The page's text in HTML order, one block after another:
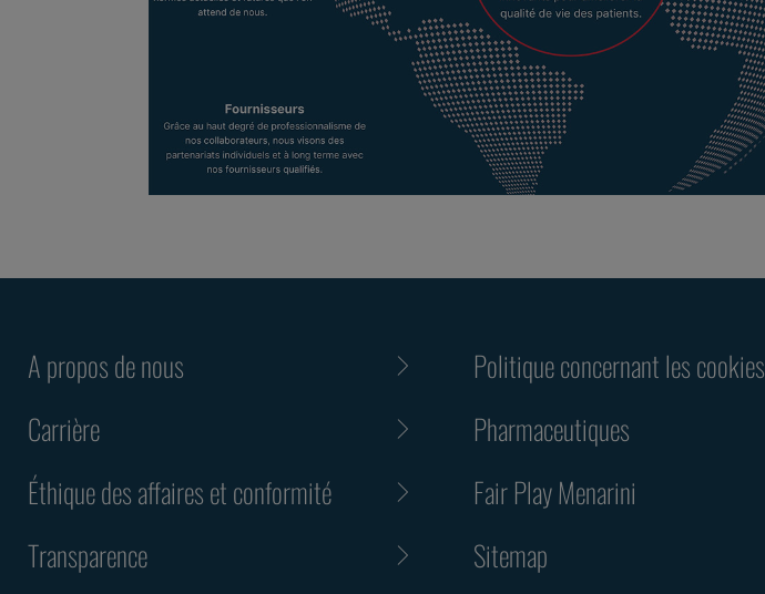
A propos de nous
Carrière
Éthique des affaires et conformité
Transparence
Politique concernant les cookies
Pharmaceutiques
Fair Play Menarini
Sitemap